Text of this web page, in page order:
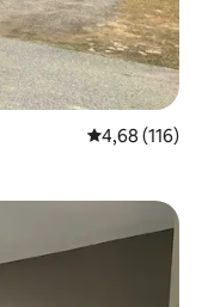
Note
4,68 (116)